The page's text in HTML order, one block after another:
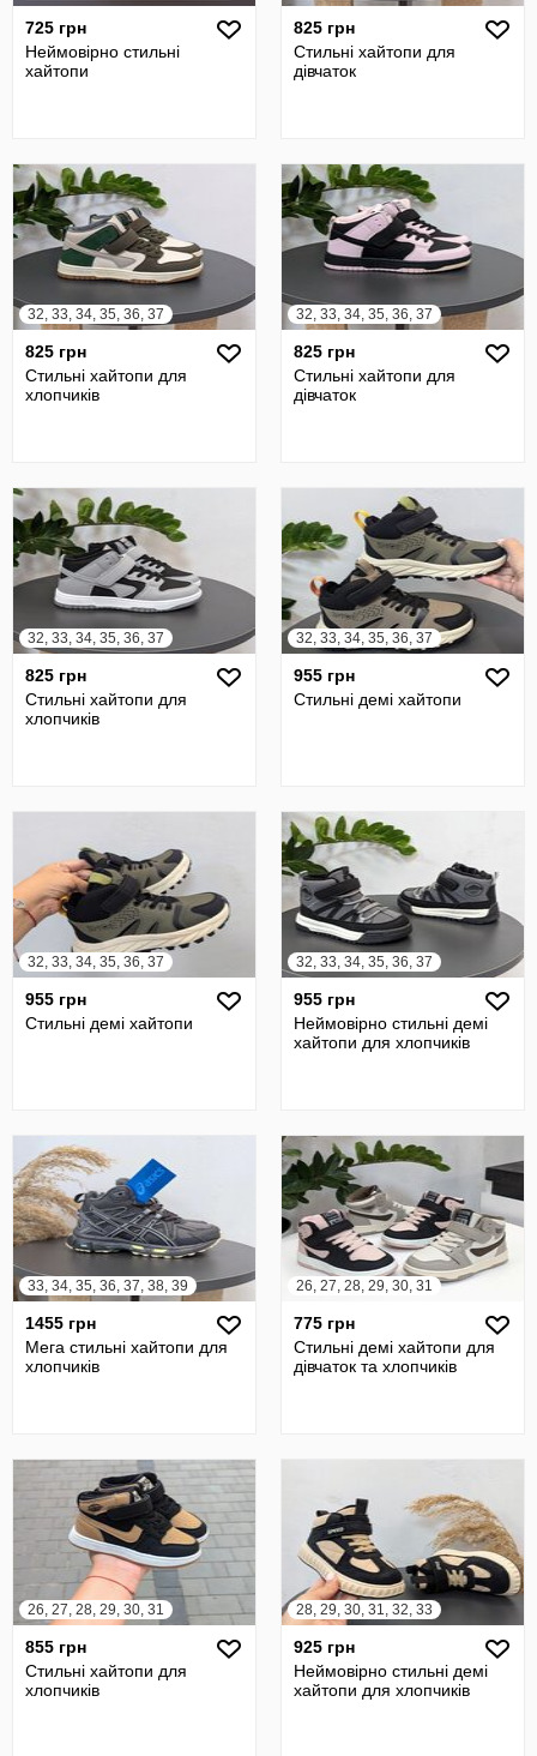
725 грн
Неймовірно стильні
хайтопи
825 грн
Стильні хайтопи для
дівчаток
32, 33, 34, 35, 36, 37
825 грн
Стильні хайтопи для
хлопчиків
32, 33, 34, 35, 36, 37
825 грн
Стильні хайтопи для
дівчаток
32, 33, 34, 35, 36, 37
825 грн
Стильні хайтопи для
хлопчиків
32, 33, 34, 35, 36, 37
955 грн
Стильні демі хайтопи
32, 33, 34, 35, 36, 37
955 грн
Стильні демі хайтопи
32, 33, 34, 35, 36, 37
955 грн
Неймовірно стильні демі
хайтопи для хлопчиків
33, 34, 35, 36, 37, 38, 39
1455 грн
Мега стильні хайтопи для
хлопчиків
26, 27, 28, 29, 30, 31
775 грн
Стильні демі хайтопи для
дівчаток та хлопчиків
26, 27, 28, 29, 30, 31
855 грн
Стильні хайтопи для
хлопчиків
28, 29, 30, 31, 32, 33
925 грн
Неймовірно стильні демі
хайтопи для хлопчиків